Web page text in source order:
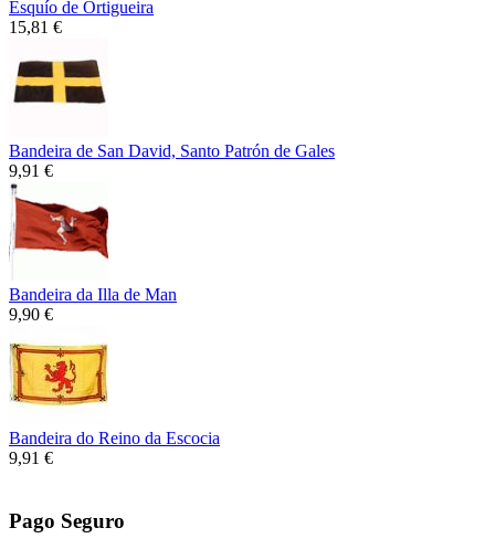
Esquío de Ortigueira
15,81 €
Bandeira de San David, Santo Patrón de Gales
9,91 €
Bandeira da Illa de Man
9,90 €
Bandeira do Reino da Escocia
9,91 €
Pago Seguro